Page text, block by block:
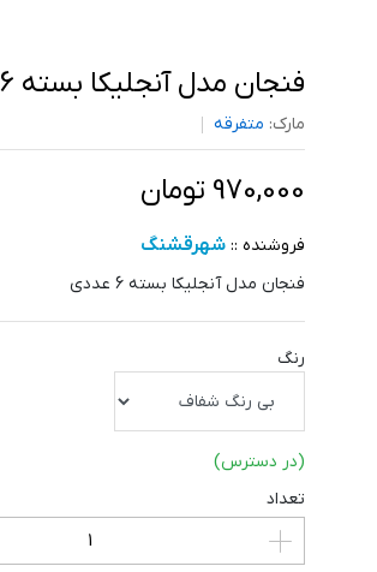
فنجان مدل آنجلیکا بسته 6 عددی
مارک: متفرقه
970,000 تومان
فروشنده :: شهرقشنگ
فنجان مدل آنجلیکا بسته 6 عددی
رنگ
(در دسترس)
تعداد